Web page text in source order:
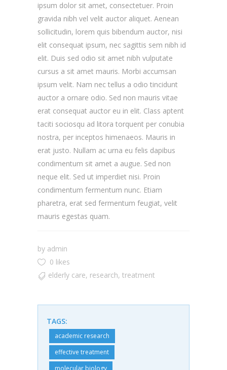
ipsum dolor sit amet, consectetuer. Proin
gravida nibh vel velit auctor aliquet. Aenean
sollicitudin, lorem quis bibendum auctor, nisi
elit consequat ipsum, nec sagittis sem nibh id
elit. Duis sed odio sit amet nibh vulputate
cursus a sit amet mauris. Morbi accumsan
ipsum velit. Nam nec tellus a odio tincidunt
auctor a ornare odio. Sed non mauris vitae
erat consequat auctor eu in elit. Class aptent
taciti sociosqu ad litora torquent per conubia
nostra, per inceptos himenaeos. Mauris in
erat justo. Nullam ac urna eu felis dapibus
condimentum sit amet a augue. Sed non
neque elit. Sed ut imperdiet nisi. Proin
condimentum fermentum nunc. Etiam
pharetra, erat sed fermentum feugiat, velit
mauris egestas quam.
by admin
0 likes
elderly care, research, treatment
TAGS:
academic research
effective treatment
molecular biology